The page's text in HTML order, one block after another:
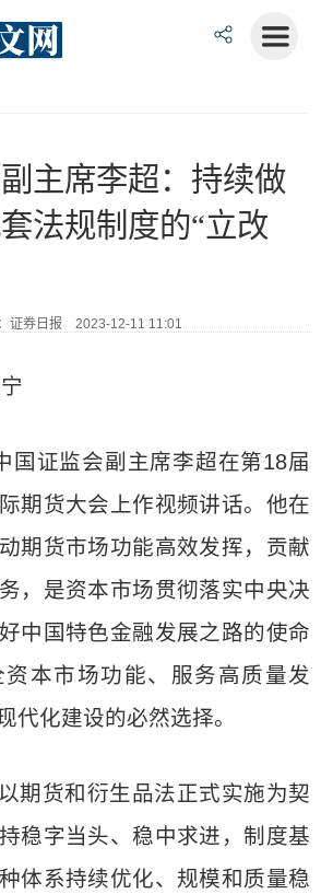
主席李超：持续做
法规制度的“立改
证券日报 2023-12-11 11:01
国证监会副主席李超在第18届
期货大会上作视频讲话。他在
期货市场功能高效发挥，贡献
，是资本市场贯彻落实中央决
中国特色金融发展之路的使命
本市场功能、服务高质量发
代化建设的必然选择。
期货和衍生品法正式实施为契
稳字当头、稳中求进，制度基
体系持续优化、规模和质量稳